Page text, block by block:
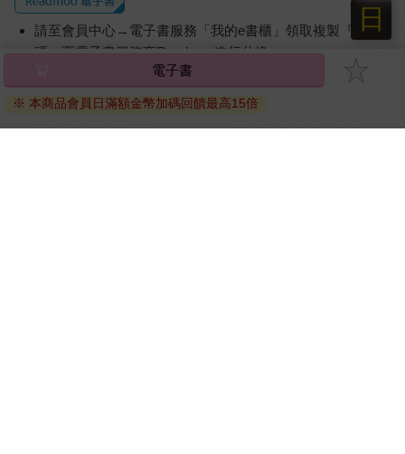
請至會員中心→電子書服務「我的e書櫃」領取複製『兌換
碼』至電子書服務商Readmoo進行兌換。
因版權保護，您在金石堂所購買的電子書僅能以金石堂專屬
的閱讀軟體開啟閱讀，無法以其他閱讀器或直接下載檔案。
電子書
※ 本商品會員日滿額金幣加碼回饋最高15倍
日